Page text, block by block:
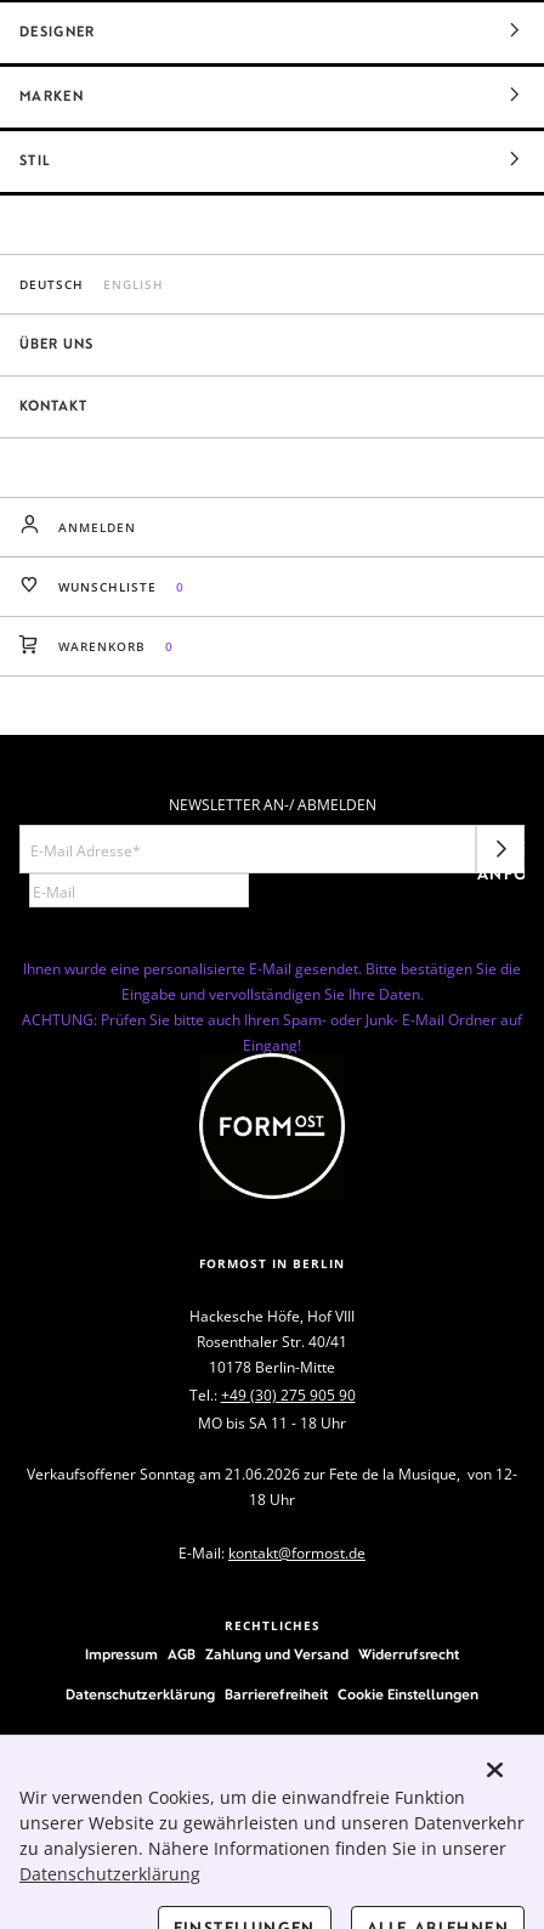
DESIGNER
MARKEN
STIL
DEUTSCH ENGLISH
ÜBER UNS
KONTAKT
ANMELDEN
WUNSCHLISTE 0
WARENKORB 0
NEWSLETTER AN-/ ABMELDEN
Ihnen wurde eine personalisierte E-Mail gesendet. Bitte bestätigen Sie die
Eingabe und vervollständigen Sie Ihre Daten.
ACHTUNG: Prüfen Sie bitte auch Ihren Spam- oder Junk- E-Mail Ordner auf
Eingang!
FORMOST IN BERLIN
Hackesche Höfe, Hof VIII
Rosenthaler Str. 40/41
10178 Berlin-Mitte
Tel.:+49 (30) 275 905 90
MO bis SA 11 - 18 Uhr
Verkaufsoffener Sonntag am 21.06.2026 zur Fete de la Musique, von 12-
18 Uhr
E-Mail: kontakt@formost.de
RECHTLICHES
Impressum AGB Zahlung und Versand Widerrufsrecht
Datenschutzerklärung Barrierefreiheit Cookie Einstellungen
Wir verwenden Cookies, um die einwandfreie Funktion
unserer Website zu gewährleisten und unseren Datenverkehr
zu analysieren. Nähere Informationen finden Sie in unserer
Datenschutzerklärung